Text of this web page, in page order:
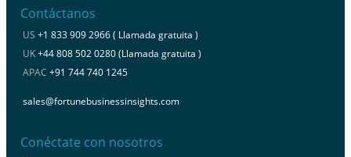
Contáctanos
US +1 833 909 2966 ( Llamada gratuita )
UK+44 808 502 0280 (Llamada gratuita )
APAC +91 744 740 1245
sales@fortunebusinessinsights.com
Conéctate con nosotros